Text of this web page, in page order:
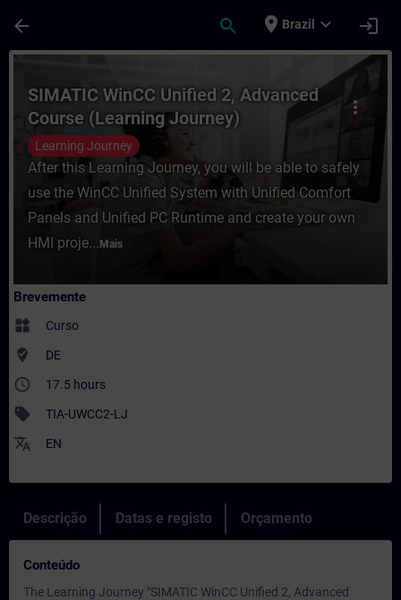
arrow_back search place Brazil expand_more login
Curso - SIMATIC WinCC Unified 2,
more_vert
SIMATIC WinCC Unified 2, Advanced
Course (Learning Journey)
Learning Journey
After this Learning Journey, you will be able to safely
use the WinCC Unified System with Unified Comfort
Panels and Unified PC Runtime and create your own
HMI proje... Mais
Brevemente
widgets Curso
where_to_vote DE
access_time 17.5 hours
sell TIA-UWCC2-LJ
translate EN
Descrição Datas e registo Orçamento
Conteúdo
The Learning Journey "SIMATIC WinCC Unified 2, Advanced